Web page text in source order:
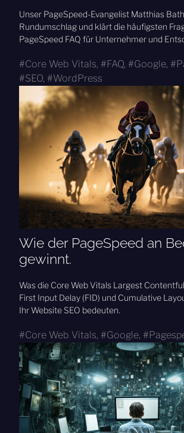
Unser PageSpeed-Evangelist Matthias
Rundumschlag und klärt die häufigsten
PageSpeed FAQ für Unternehmer und
Core Web Vitals, FAQ, Google,
SEO, WordPress
Wie der PageSpeed an
gewinnt.
Was die Core Web Vitals Largest
First Input Delay (FID) und Cumulative
Ihr Website SEO bedeuten.
Core Web Vitals, Google,